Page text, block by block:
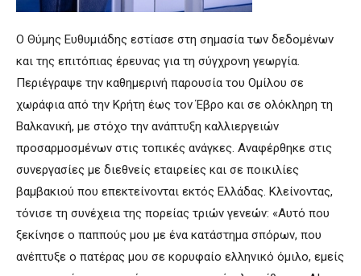
Ο Θύμης Ευθυμιάδης εστίασε στη σημασία των δεδομένων
και της επιτόπιας έρευνας για τη σύγχρονη γεωργία.
Περιέγραψε την καθημερινή παρουσία του Ομίλου σε
χωράφια από την Κρήτη έως τον Έβρο και σε ολόκληρη τη
Βαλκανική, με στόχο την ανάπτυξη καλλιεργειών
προσαρμοσμένων στις τοπικές ανάγκες. Αναφέρθηκε στις
συνεργασίες με διεθνείς εταιρείες και σε ποικιλίες
βαμβακιού που επεκτείνονται εκτός Ελλάδας. Κλείνοντας,
τόνισε τη συνέχεια της πορείας τριών γενεών: «Αυτό που
ξεκίνησε ο παππούς μου με ένα κατάστημα σπόρων, που
ανέπτυξε ο πατέρας μου σε κορυφαίο ελληνικό όμιλο, εμείς